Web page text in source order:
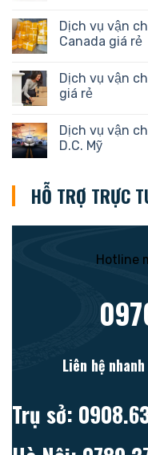
Dịch vụ vận
Canada giá rẻ
Dịch vụ vận
giá rẻ
Dịch vụ vận
D.C. Mỹ
HỖ TRỢ TRỰC
Hotline
Liên hệ
Trụ sở: